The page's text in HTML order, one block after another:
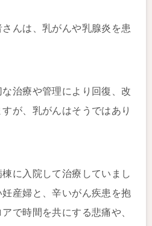
んは、乳がんや乳腺炎を患
治療や管理により回復、改
が、乳がんはそうではあり
に入院して治療していまし
産婦と、辛いがん疾患を抱
で時間を共にする悲痛や、